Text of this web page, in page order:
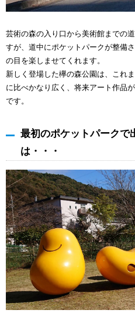
芸術の森の入り口から美術館までの
すが、道中にポケットパークが整備
の目を楽しませてくれます。
新しく登場した欅の森公園は、これ
に比べかなり広く、将来アート作品
です。
最初のポケットパークで
は・・・